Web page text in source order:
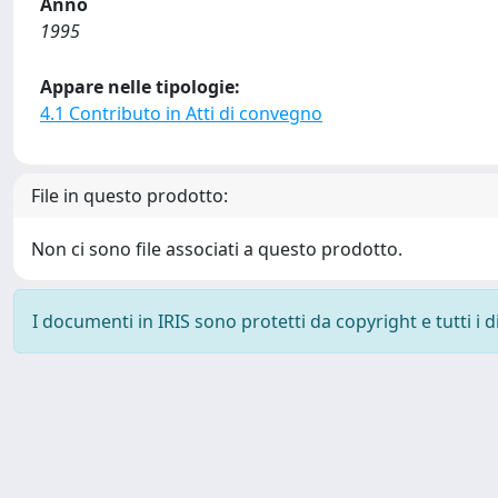
1995
Appare nelle tipologie:
4.1 Contributo in Atti di convegno
File in questo prodotto:
Non ci sono file associati a questo prodotto.
I documenti in IRIS sono protetti da copyright e tutti i